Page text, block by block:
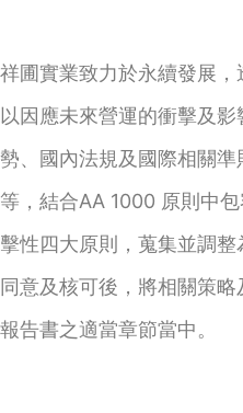
祥圃實業致力於永續發展，
以因應未來營運的衝擊及
勢、國內法規及國際相關準
等，結合AA 1000 原則中
擊性四大原則，蒐集並調
同意及核可後，將相關策
報告書之適當章節當中。